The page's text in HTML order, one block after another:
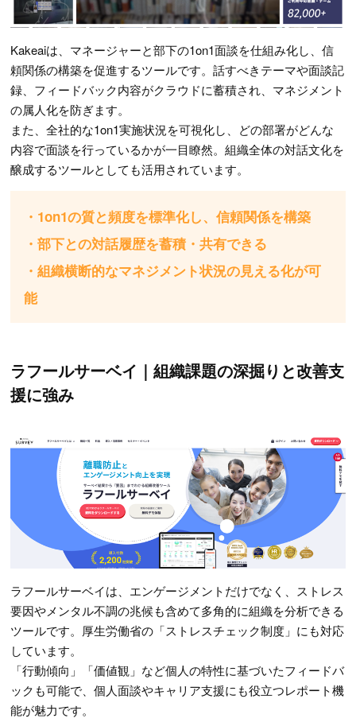
Kakeaiは、マネージャーと部下の1on1面談を仕組み化し、信
頼関係の構築を促進するツールです。話すべきテーマや面談記
録、フィードバック内容がクラウドに蓄積され、マネジメント
の属人化を防ぎます。
また、全社的な1on1実施状況を可視化し、どの部署がどんな
内容で面談を行っているかが一目瞭然。組織全体の対話文化を
醸成するツールとしても活用されています。
・1on1の質と頻度を標準化し、信頼関係を構築
・部下との対話履歴を蓄積・共有できる
・組織横断的なマネジメント状況の見える化が可
能
ラフールサーベイ｜組織課題の深掘りと改善支
援に強み
ラフールサーベイは、エンゲージメントだけでなく、ストレス
要因やメンタル不調の兆候も含めて多角的に組織を分析できる
ツールです。厚生労働省の「ストレスチェック制度」にも対応
しています。
「行動傾向」「価値観」など個人の特性に基づいたフィードバ
ックも可能で、個人面談やキャリア支援にも役立つレポート機
能が魅力です。